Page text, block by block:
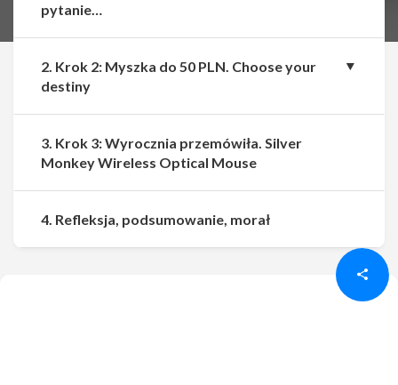
Udostępnij
pytanie…
2. Krok 2: Myszka do 50 PLN. Choose your
destiny
3. Krok 3: Wyrocznia przemówiła. Silver
Monkey Wireless Optical Mouse
4. Refleksja, podsumowanie, morał